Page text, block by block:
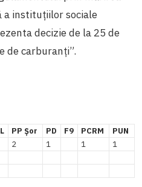
a instituțiilor sociale
decizie de la 25 de
de carburanți”.
PP Șor PD F9 PCRM
PUN
2 1 1
1